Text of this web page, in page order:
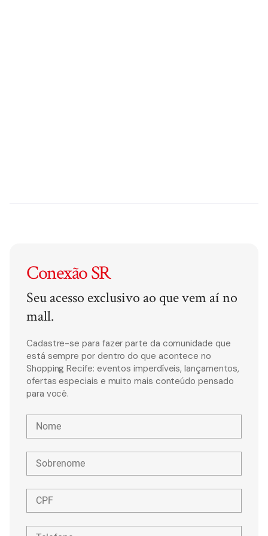
Conexão SR
Seu acesso exclusivo ao que vem aí no
mall.
Cadastre-se para fazer parte da comunidade que
está sempre por dentro do que acontece no
Shopping Recife: eventos imperdíveis, lançamentos,
ofertas especiais e muito mais conteúdo pensado
para você.
Nome
Sobrenome
CPF